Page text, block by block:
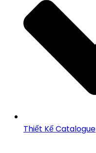
Thiết Kế Catalogue